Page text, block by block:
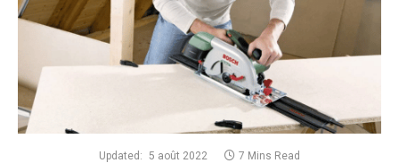
Updated: 5 août 2022 7 Mins Read